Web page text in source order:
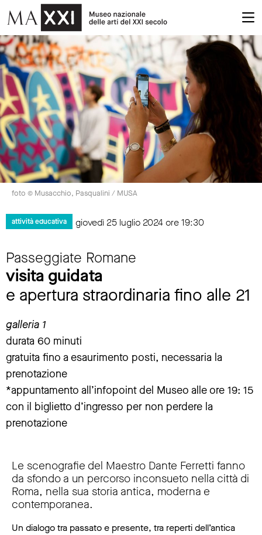
foto © Musacchio, Pasqualini / MUSA
attività educativa giovedì 25 luglio 2024 ore 19:30
Passeggiate Romane
visita guidata
e apertura straordinaria fino alle 21
galleria 1
durata 60 minuti
gratuita fino a esaurimento posti, necessaria la
prenotazione
*appuntamento all’infopoint del Museo alle ore 19: 15
con il biglietto d’ingresso per non perdere la
prenotazione
Le scenografie del Maestro Dante Ferretti fanno
da sfondo a un percorso inconsueto nella città di
Roma, nella sua storia antica, moderna e
contemporanea.
Un dialogo tra passato e presente, tra reperti dell’antica